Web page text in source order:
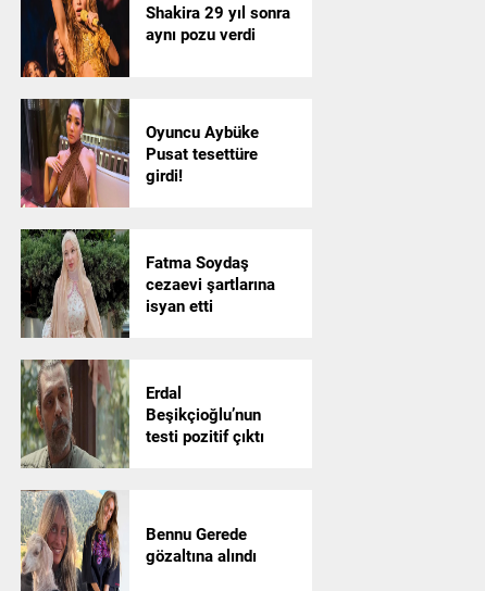
Shakira 29 yıl sonra
aynı pozu verdi
Oyuncu Aybüke
Pusat tesettüre
girdi!
Fatma Soydaş
cezaevi şartlarına
isyan etti
Erdal
Beşikçioğlu’nun
testi pozitif çıktı
Bennu Gerede
gözaltına alındı